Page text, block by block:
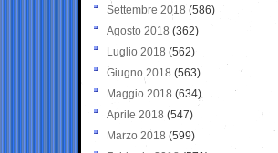
Settembre 2018 (586)
Agosto 2018 (362)
Luglio 2018 (562)
Giugno 2018 (563)
Maggio 2018 (634)
Aprile 2018 (547)
Marzo 2018 (599)